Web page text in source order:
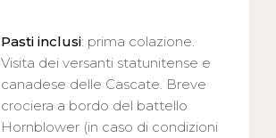
Pasti inclusi: prima colazione.
Visita dei versanti statunitense e
canadese delle Cascate. Breve
crociera a bordo del battello
Hornblower (in caso di condizioni